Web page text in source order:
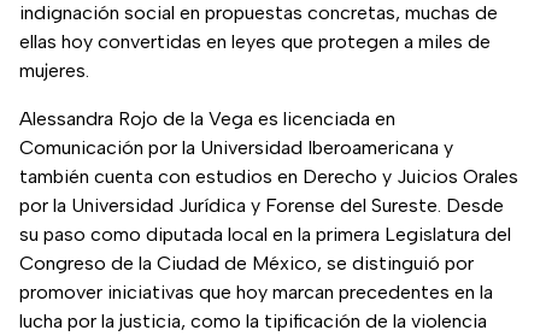
indignación social en propuestas concretas, muchas de
ellas hoy convertidas en leyes que protegen a miles de
mujeres.
Alessandra Rojo de la Vega es licenciada en
Comunicación por la Universidad Iberoamericana y
también cuenta con estudios en Derecho y Juicios Orales
por la Universidad Jurídica y Forense del Sureste. Desde
su paso como diputada local en la primera Legislatura del
Congreso de la Ciudad de México, se distinguió por
promover iniciativas que hoy marcan precedentes en la
lucha por la justicia, como la tipificación de la violencia